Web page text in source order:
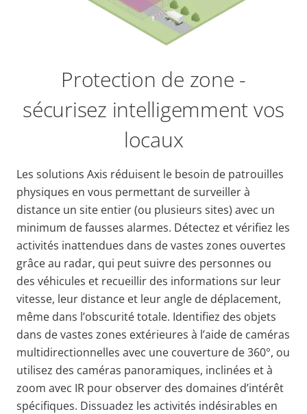
Protection de zone -
sécurisez intelligemment vos
locaux
Les solutions Axis réduisent le besoin de patrouilles
physiques en vous permettant de surveiller à
distance un site entier (ou plusieurs sites) avec un
minimum de fausses alarmes. Détectez et vérifiez les
activités inattendues dans de vastes zones ouvertes
grâce au radar, qui peut suivre des personnes ou
des véhicules et recueillir des informations sur leur
vitesse, leur distance et leur angle de déplacement,
même dans l’obscurité totale. Identifiez des objets
dans de vastes zones extérieures à l’aide de caméras
multidirectionnelles avec une couverture de 360°, ou
utilisez des caméras panoramiques, inclinées et à
zoom avec IR pour observer des domaines d’intérêt
spécifiques. Dissuadez les activités indésirables en